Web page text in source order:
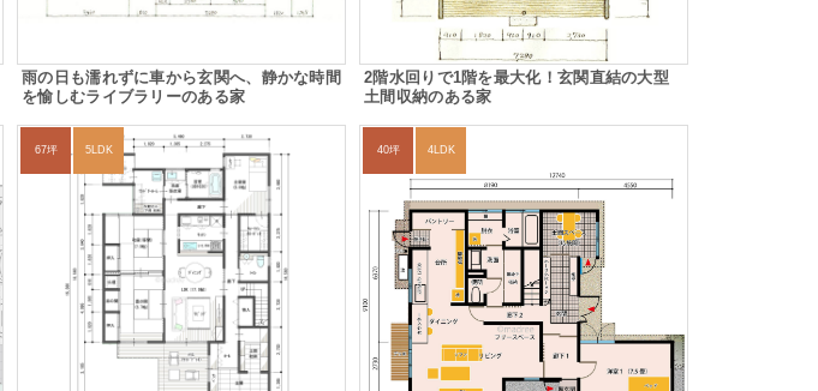
雨の日も濡れずに車から玄関へ、静かな時間
を愉しむライブラリーのある家
2階水回りで1階を最大化！玄関直結の大型
土間収納のある家
67坪 5LDK 40坪 4LDK